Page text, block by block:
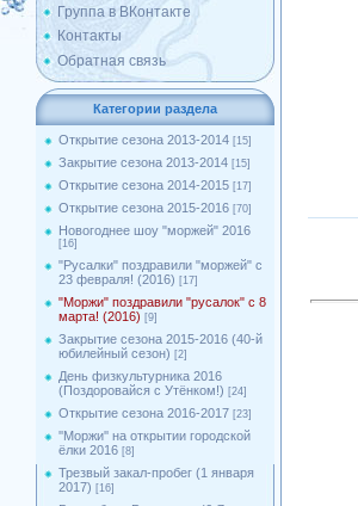
Группа в ВКонтакте
Контакты
Обратная связь
Категории раздела
Открытие сезона 2013-2014 [15]
Закрытие сезона 2013-2014 [15]
Открытие сезона 2014-2015 [17]
Открытие сезона 2015-2016 [70]
Новогоднее шоу "моржей" 2016
[16]
"Русалки" поздравили "моржей" с
23 февраля! (2016) [17]
"Моржи" поздравили "русалок" с 8
марта! (2016) [9]
Закрытие сезона 2015-2016 (40-й
юбилейный сезон) [2]
День физкультурника 2016
(Поздоровайся с Утёнком!) [24]
Открытие сезона 2016-2017 [23]
''Моржи'' на открытии городской
ёлки 2016 [8]
Трезвый закал-пробег (1 января
2017) [16]